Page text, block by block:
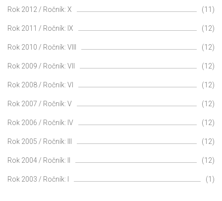
Rok 2012 / Ročník: X (11)
Rok 2011 / Ročník: IX (12)
Rok 2010 / Ročník: VIII (12)
Rok 2009 / Ročník: VII (12)
Rok 2008 / Ročník: VI (12)
Rok 2007 / Ročník: V (12)
Rok 2006 / Ročník: IV (12)
Rok 2005 / Ročník: III (12)
Rok 2004 / Ročník: II (12)
Rok 2003 / Ročník: I (1)